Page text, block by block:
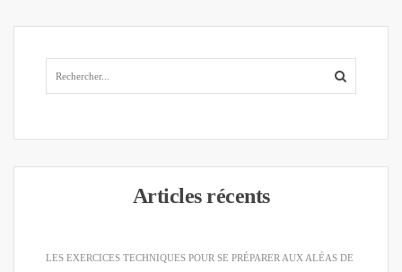
Articles récents
LES EXERCICES TECHNIQUES POUR SE PRÉPARER AUX ALÉAS DE